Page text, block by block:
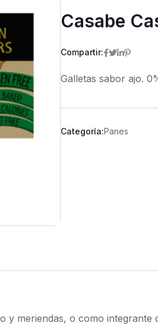
Casabe
Compartir:
Galletas sabor ajo.
Categoría:Panes
meriendas, o como